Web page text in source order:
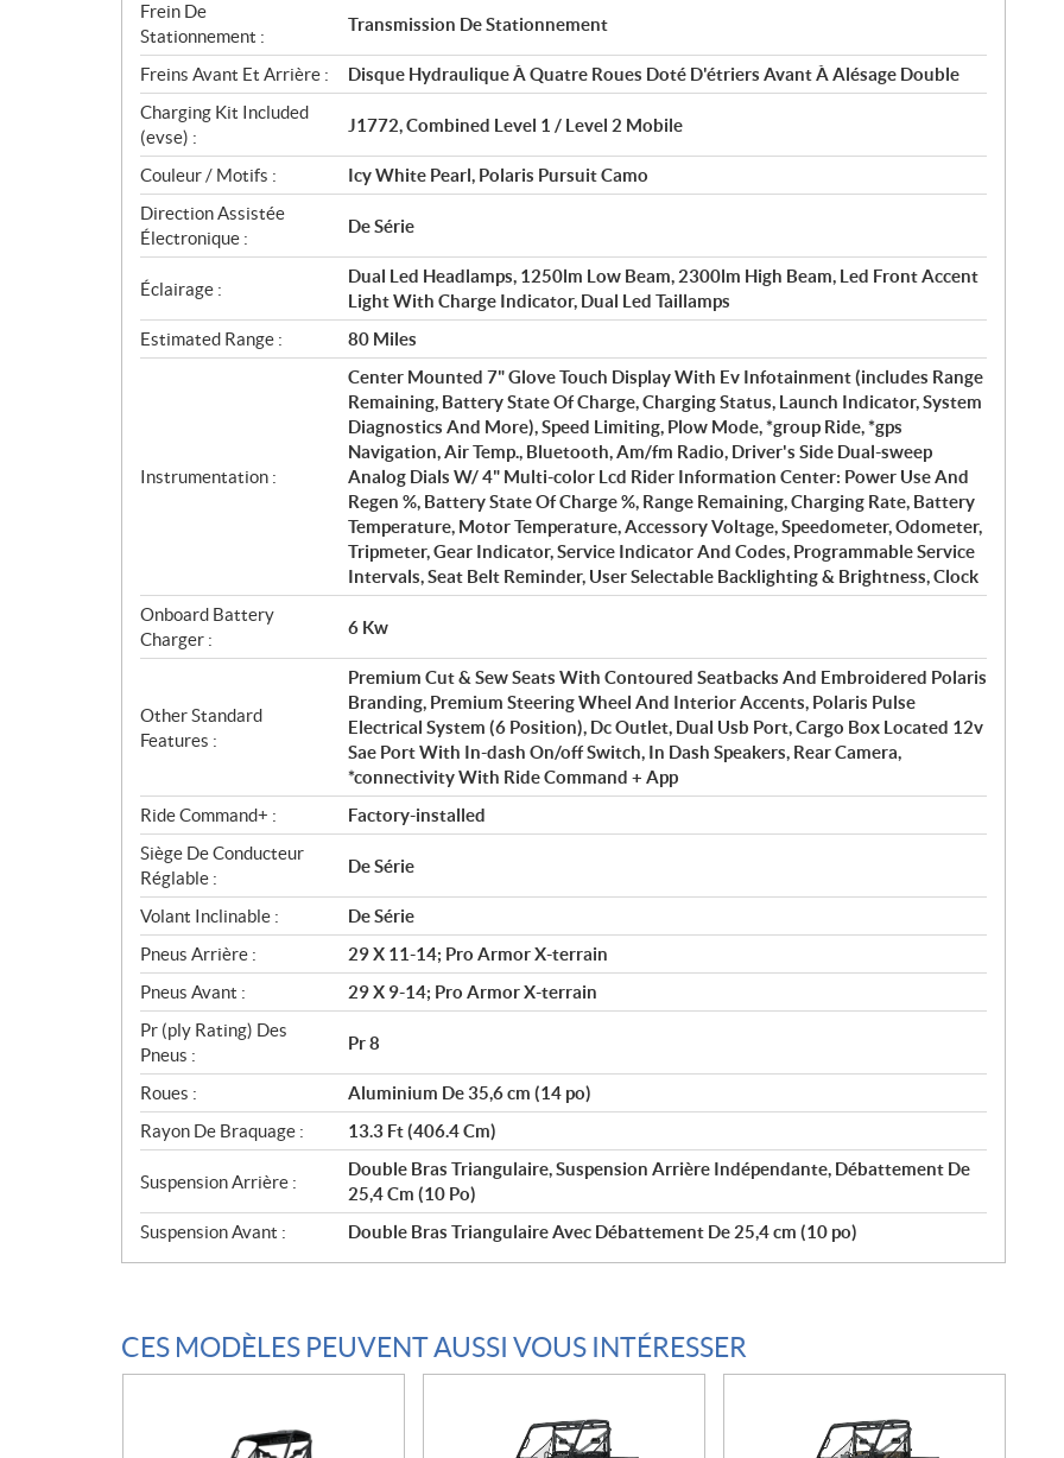
Frein De
Stationnement :
Transmission De Stationnement
Freins Avant Et Arrière :
Disque Hydraulique À Quatre Roues Doté D'étriers Avant À Alésage Double
Charging Kit Included
(evse) :
J1772, Combined Level 1 / Level 2 Mobile
Couleur / Motifs :
Icy White Pearl, Polaris Pursuit Camo
Direction Assistée
Électronique :
De Série
Éclairage :
Dual Led Headlamps, 1250lm Low Beam, 2300lm High Beam, Led Front Accent
Light With Charge Indicator, Dual Led Taillamps
Estimated Range :
80 Miles
Instrumentation :
Center Mounted 7" Glove Touch Display With Ev Infotainment (includes Range
Remaining, Battery State Of Charge, Charging Status, Launch Indicator, System
Diagnostics And More), Speed Limiting, Plow Mode, *group Ride, *gps
Navigation, Air Temp., Bluetooth, Am/fm Radio, Driver's Side Dual-sweep
Analog Dials W/ 4" Multi-color Lcd Rider Information Center: Power Use And
Regen %, Battery State Of Charge %, Range Remaining, Charging Rate, Battery
Temperature, Motor Temperature, Accessory Voltage, Speedometer, Odometer,
Tripmeter, Gear Indicator, Service Indicator And Codes, Programmable Service
Intervals, Seat Belt Reminder, User Selectable Backlighting & Brightness, Clock
Onboard Battery
Charger :
6 Kw
Other Standard
Features :
Premium Cut & Sew Seats With Contoured Seatbacks And Embroidered Polaris
Branding, Premium Steering Wheel And Interior Accents, Polaris Pulse
Electrical System (6 Position), Dc Outlet, Dual Usb Port, Cargo Box Located 12v
Sae Port With In-dash On/off Switch, In Dash Speakers, Rear Camera,
*connectivity With Ride Command + App
Ride Command+ :
Factory-installed
Siège De Conducteur
Réglable :
De Série
Volant Inclinable :
De Série
Pneus Arrière :
29 X 11-14; Pro Armor X-terrain
Pneus Avant :
29 X 9-14; Pro Armor X-terrain
Pr (ply Rating) Des
Pneus :
Pr 8
Roues :
Aluminium De 35,6 cm (14 po)
Rayon De Braquage :
13.3 Ft (406.4 Cm)
Suspension Arrière :
Double Bras Triangulaire, Suspension Arrière Indépendante, Débattement De
25,4 Cm (10 Po)
Suspension Avant :
Double Bras Triangulaire Avec Débattement De 25,4 cm (10 po)
CES MODÈLES PEUVENT AUSSI VOUS INTÉRESSER